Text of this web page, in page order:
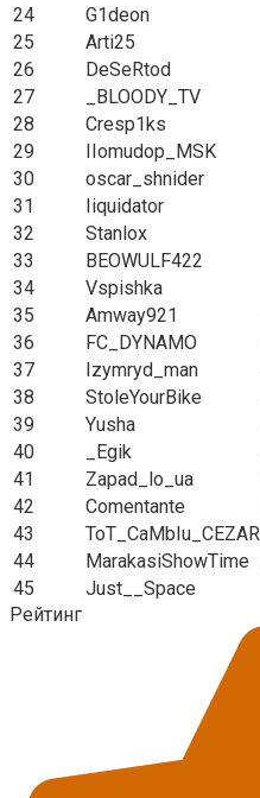
24
G1deon
25
Arti25
26
DeSeRtod
27
_BLOODY_TV
28
Cresp1ks
29
IIomudop_MSK
30
oscar_shnider
31
Iiquidator
32
Stanlox
33
BEOWULF422
34
Vspishka
35
Amway921
36
FC_DYNAMO
37
Izymryd_man
38
StoleYourBike
39
Yusha
40
_Egik
41
Zapad_lo_ua
42
Comentante
43
ToT_CaMbIu_CEZAR
44
MarakasiShowTime
45
Just__Space
Рейтинг